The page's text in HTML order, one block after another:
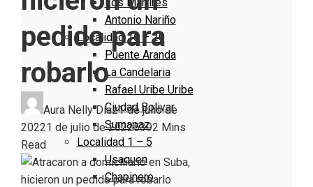
Antonio Nariño
Localidad 16 – 20
Puente Aranda
La Candelaria
Rafael Uribe Uribe
Ciudad Bolivar
Sumapaz
Localidad 1 – 5
Usaquen
Chapinero
pedido para
robarlo
Aura Nelly Díaz1 de julio de
20221 de julio de 20225392 Mins
Read